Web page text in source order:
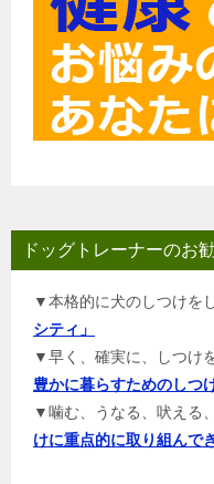
ドッグトレーナーのお
▼本格的に犬のしつけを
シティ」
▼早く、確実に、しつけ
豊かに暮らすためのしつ
▼噛む、うなる、吠える
けに重点的に取り組んで